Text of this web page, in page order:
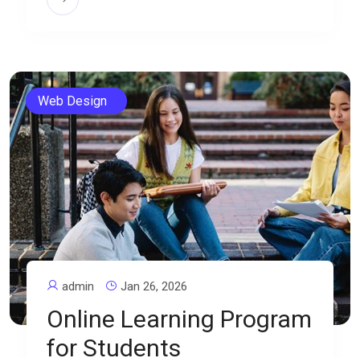
Web Design
admin Jan 26, 2026
Online Learning Program
for Students